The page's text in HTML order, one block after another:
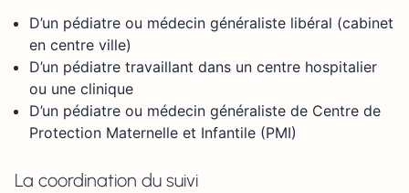
D’un pédiatre ou médecin généraliste libéral (cabinet
en centre ville)
D’un pédiatre travaillant dans un centre hospitalier
ou une clinique
D’un pédiatre ou médecin généraliste de Centre de
Protection Maternelle et Infantile (PMI)
La coordination du suivi